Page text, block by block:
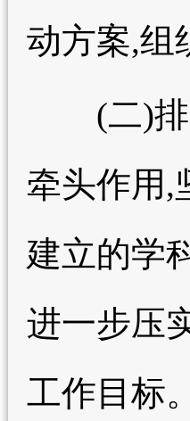
动方案,组
(二)排查
牵头作用,
建立的学
进一步压
工作目标。